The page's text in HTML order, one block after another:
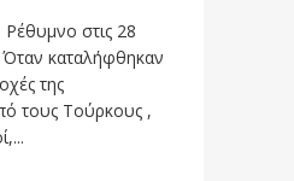
στις 28
καταλήφθηκαν
της
τους Τούρκους ,